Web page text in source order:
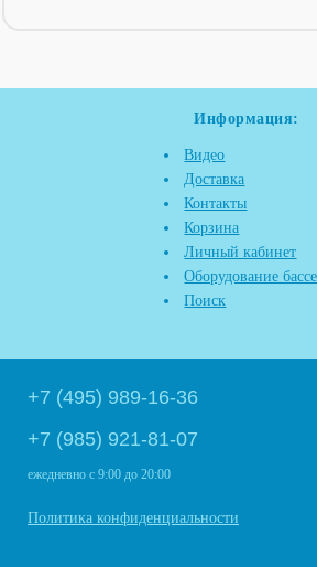
Информация:
Видео
Доставка
Контакты
Корзина
Личный кабинет
Оборудование
Поиск
+7 (495) 989-16-36
+7 (985) 921-81-07
ежедневно с 9:00 до 20:00
Политика конфиденциальности